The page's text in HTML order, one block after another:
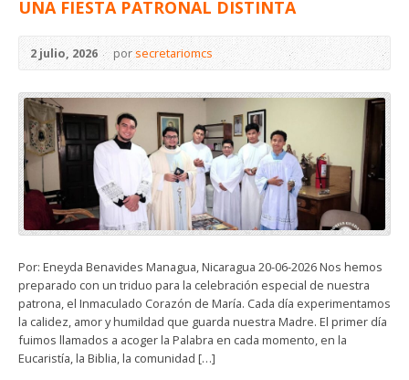
UNA FIESTA PATRONAL DISTINTA
2 julio, 2026 porsecretariomcs
Por: Eneyda Benavides Managua, Nicaragua 20-06-2026 Nos hemos
preparado con un triduo para la celebración especial de nuestra
patrona, el Inmaculado Corazón de María. Cada día experimentamos
la calidez, amor y humildad que guarda nuestra Madre. El primer día
fuimos llamados a acoger la Palabra en cada momento, en la
Eucaristía, la Biblia, la comunidad […]